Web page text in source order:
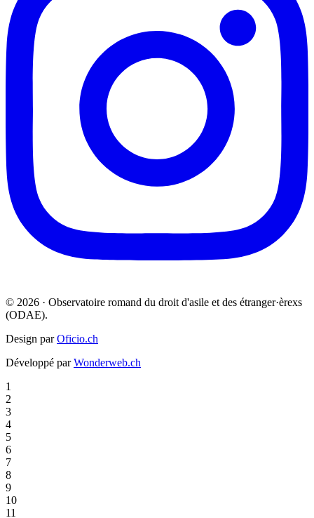
© 2026 · Observatoire romand du droit d'asile et des étranger·èrexs
(ODAE).
Design parOficio.ch
Développé parWonderweb.ch
1
2
3
4
5
6
7
8
9
10
11